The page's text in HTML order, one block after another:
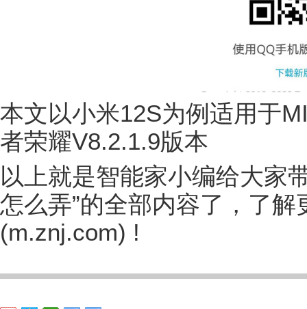
本文以小米12S为例适用于
者荣耀V8.2.1.9版本
以上就是智能家小编给大家
怎么弄”的全部内容了，了
(m.znj.com) !